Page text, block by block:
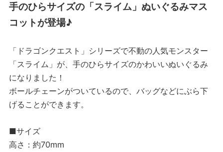
手のひらサイズの「スライム」ぬいぐるみマス
コットが登場♪
「ドラゴンクエスト」シリーズで不動の人気モンスター
「スライム」が、手のひらサイズのかわいいぬいぐるみ
になりました！
ボールチェーンがついているので、バッグなどにぶら下
げることができます。
■サイズ
高さ：約70mm